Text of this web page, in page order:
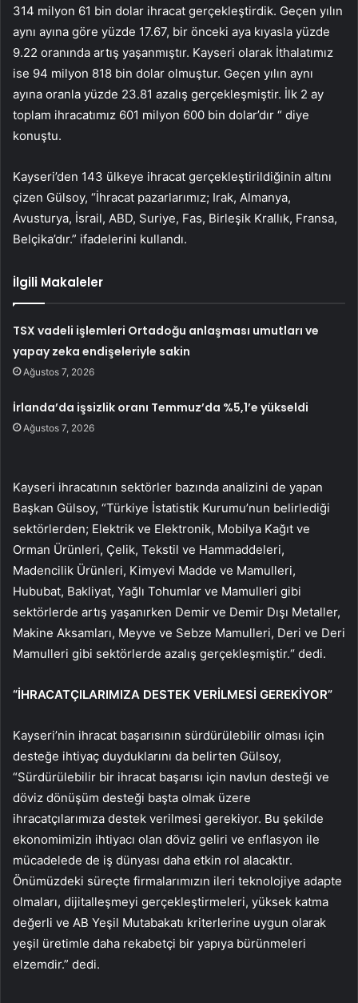
314 milyon 61 bin dolar ihracat gerçekleştirdik. Geçen yılın
aynı ayına göre yüzde 17.67, bir önceki aya kıyasla yüzde
9.22 oranında artış yaşanmıştır. Kayseri olarak İthalatımız
ise 94 milyon 818 bin dolar olmuştur. Geçen yılın aynı
ayına oranla yüzde 23.81 azalış gerçekleşmiştir. İlk 2 ay
toplam ihracatımız 601 milyon 600 bin dolar’dır “ diye
konuştu.
Kayseri’den 143 ülkeye ihracat gerçekleştirildiğinin altını
çizen Gülsoy, “İhracat pazarlarımız; Irak, Almanya,
Avusturya, İsrail, ABD, Suriye, Fas, Birleşik Krallık, Fransa,
Belçika’dır.” ifadelerini kullandı.
İlgili Makaleler
TSX vadeli işlemleri Ortadoğu anlaşması umutları ve
yapay zeka endişeleriyle sakin
Ağustos 7, 2026
İrlanda’da işsizlik oranı Temmuz’da %5,1’e yükseldi
Ağustos 7, 2026
Kayseri ihracatının sektörler bazında analizini de yapan
Başkan Gülsoy, “Türkiye İstatistik Kurumu’nun belirlediği
sektörlerden; Elektrik ve Elektronik, Mobilya Kağıt ve
Orman Ürünleri, Çelik, Tekstil ve Hammaddeleri,
Madencilik Ürünleri, Kimyevi Madde ve Mamulleri,
Hububat, Bakliyat, Yağlı Tohumlar ve Mamulleri gibi
sektörlerde artış yaşanırken Demir ve Demir Dışı Metaller,
Makine Aksamları, Meyve ve Sebze Mamulleri, Deri ve Deri
Mamulleri gibi sektörlerde azalış gerçekleşmiştir.“ dedi.
“İHRACATÇILARIMIZA DESTEK VERİLMESİ GEREKİYOR”
Kayseri’nin ihracat başarısının sürdürülebilir olması için
desteğe ihtiyaç duyduklarını da belirten Gülsoy,
“Sürdürülebilir bir ihracat başarısı için navlun desteği ve
döviz dönüşüm desteği başta olmak üzere
ihracatçılarımıza destek verilmesi gerekiyor. Bu şekilde
ekonomimizin ihtiyacı olan döviz geliri ve enflasyon ile
mücadelede de iş dünyası daha etkin rol alacaktır.
Önümüzdeki süreçte firmalarımızın ileri teknolojiye adapte
olmaları, dijitalleşmeyi gerçekleştirmeleri, yüksek katma
değerli ve AB Yeşil Mutabakatı kriterlerine uygun olarak
yeşil üretimle daha rekabetçi bir yapıya bürünmeleri
elzemdir.” dedi.